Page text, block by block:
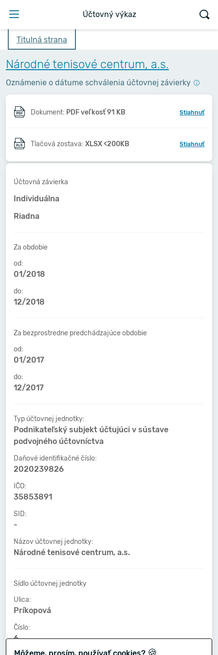
Účtovný výkaz
Titulná strana
Národné tenisové centrum, a.s.
Oznámenie o dátume schválenia účtovnej závierky
Dokument: PDF veľkosť 91 KB Stiahnuť
Tlačová zostava: XLSX <200KB Stiahnuť
Účtovná závierka
Individuálna
Riadna
Za obdobie
od:
01/2018
do:
12/2018
Za bezprostredne predchádzajúce obdobie
od:
01/2017
do:
12/2017
Typ účtovnej jednotky:
Podnikateľský subjekt účtujúci v sústave
podvojného účtovníctva
Daňové identifikačné číslo:
2020239826
IČO:
35853891
SID:
-
Názov účtovnej jednotky:
Národné tenisové centrum, a.s.
Sídlo účtovnej jednotky
Ulica:
Príkopová
Číslo:
6
🍪